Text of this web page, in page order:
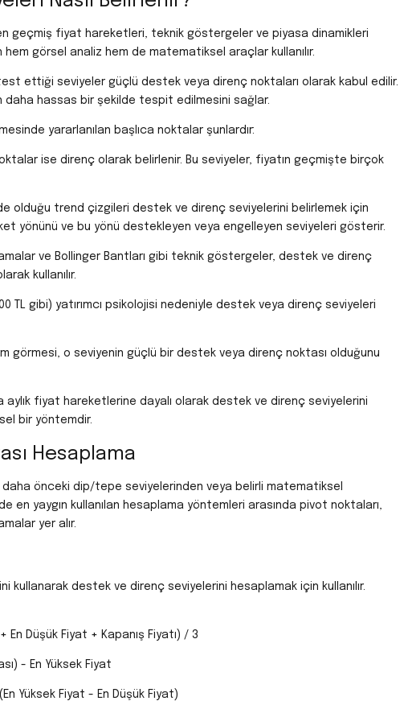
geçmiş fiyat hareketleri, teknik göstergeler ve piyasa dinamikleri
hem görsel analiz hem de matematiksel araçlar kullanılır.
ettiği seviyeler güçlü destek veya direnç noktaları olarak kabul edilir.
daha hassas bir şekilde tespit edilmesini sağlar.
yararlanılan başlıca noktalar şunlardır:
ise direnç olarak belirlenir. Bu seviyeler, fiyatın geçmişte birçok
olduğu trend çizgileri destek ve direnç seviyelerini belirlemek için
yönünü ve bu yönü destekleyen veya engelleyen seviyeleri gösterir.
ve Bollinger Bantları gibi teknik göstergeler, destek ve direnç
kullanılır.
TL gibi) yatırımcı psikolojisi nedeniyle destek veya direnç seviyeleri
görmesi, o seviyenin güçlü bir destek veya direnç noktası olduğunu
aylık fiyat hareketlerine dayalı olarak destek ve direnç seviyelerini
bir yöntemdir.
Hesaplama
daha önceki dip/tepe seviyelerinden veya belirli matematiksel
en yaygın kullanılan hesaplama yöntemleri arasında pivot noktaları,
yer alır.
kullanarak destek ve direnç seviyelerini hesaplamak için kullanılır.
En Düşük Fiyat + Kapanış Fiyatı) / 3
- En Yüksek Fiyat
Yüksek Fiyat - En Düşük Fiyat)